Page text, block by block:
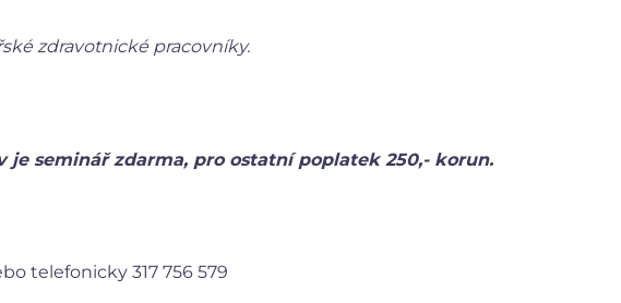
zdravotnické pracovníky.
je seminář zdarma, pro ostatní poplatek 250,- korun.
telefonicky 317 756 579